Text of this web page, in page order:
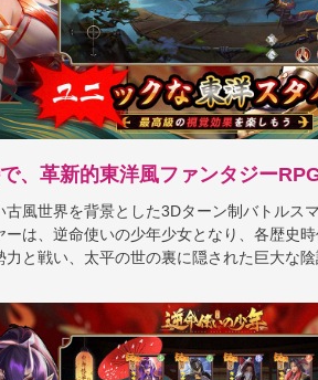
にアップさせ、更に新しいイメージをゲ
項羽、出雲阿国、真田幸村など各時代の
加わり、各種名将を集めて、あなたの思
！
バトル、豊富なコンテンツ
タイムストラテジー要素あり。プレイヤ
種の名将を策略に応じて自由に組み合わ
属の戦術を作れます。
装。
実力派声優出演
、革新的東洋風ファンタジー
古風世界を背景とした3Dターン制バトルス
ーは、逆命使いの少年少女となり、各歴史
力と戦い、太平の世の裏に隠された巨大な陰